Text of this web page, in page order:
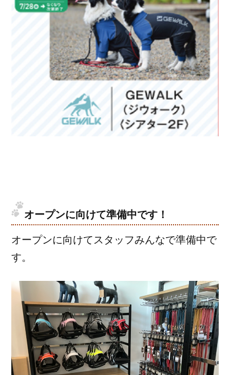
オープンに向けて準備中です！
オープンに向けてスタッフみんなで準備中で
す。